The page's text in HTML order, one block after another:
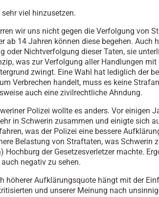
viel hinzusetzen.
wir uns nicht gegen die Verfolgung von
ab 14 Jahren können diese begehen. Auch
oder Nichtverfolgung dieser Taten, sie
was zur Verfolgung aller Handlungen
zwingt. Eine Wahl hat lediglich der
Verbrechen handelt, muss es keine
auch eine zivilrechtliche Ahndung.
Polizei wollte es anders. Vor einigen
in Schwerin zusammen und einigte sich
was der Polizei eine bessere
Belastung von Straftaten, was Schwerin
Hochburg der Gesetzesverletzer machte.
negativ zu sehen.
höherer Aufklärungsquote hängt mit der
und unserer Meinung nach